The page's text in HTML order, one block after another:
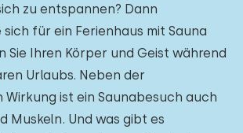
zu entspannen? Dann
für ein Ferienhaus mit Sauna
Sie Ihren Körper und Geist während
Urlaubs. Neben der
ist ein Saunabesuch auch
Muskeln. Und was gibt es